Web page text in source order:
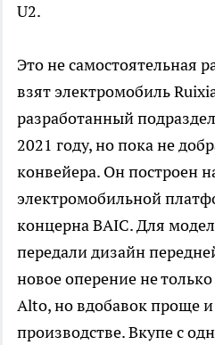
U2.
Это не самостоятельная
взят электромобиль
разработанный
2021 году, но пока не
конвейера. Он построен
электромобильной
концерна BAIC. Для
передали дизайн
новое оперение не
Alto, но вдобавок проще
производстве. Вкупе с